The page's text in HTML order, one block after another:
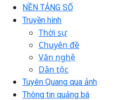
NỀN TẢNG SỐ
Truyền hình
Thời sự
Chuyên đề
Văn nghệ
Dân tộc
Tuyên Quang qua ảnh
Thông tin quảng bá